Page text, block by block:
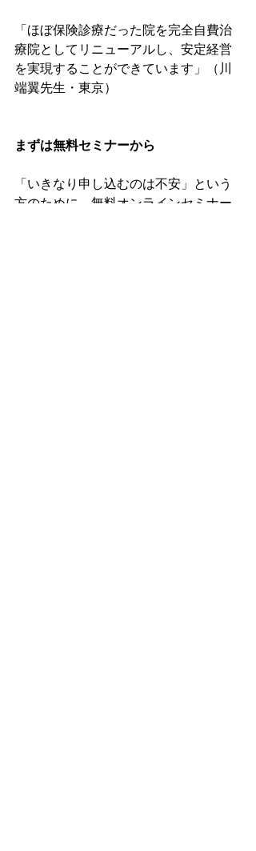
「ほぼ保険診療だった院を完全自費治
療院としてリニューアルし、安定経営
を実現することができています」（川
端翼先生・東京）
まずは無料セミナーから
「いきなり申し込むのは不安」という
方のために、無料オンラインセミナー